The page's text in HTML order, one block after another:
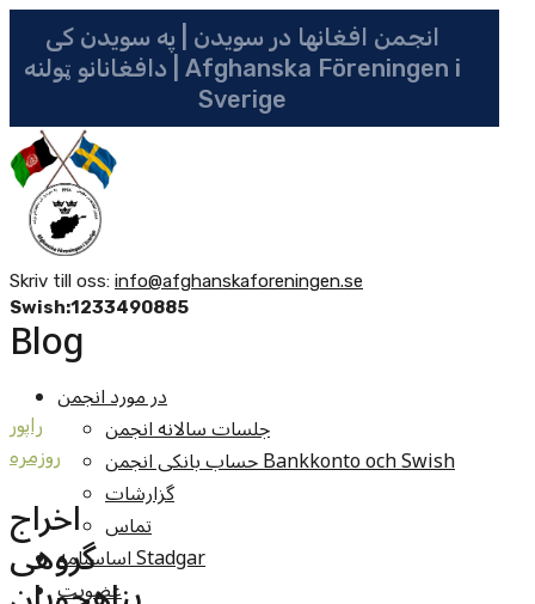
انجمن افغانها در سویدن | په سویدن کی
دافغانانو ټولنه | Afghanska Föreningen i
Sverige
Skriv till oss: info@afghanskaforeningen.se
Swish:1233490885
در مورد انجمن
جلسات سالانه انجمن
حساب بانکی انجمن Bankkonto och Swish
گزارشات
تماس
اساسنامه Stadgar
عضویت
Blog
راپور
روزمره
اخراج
گروهی